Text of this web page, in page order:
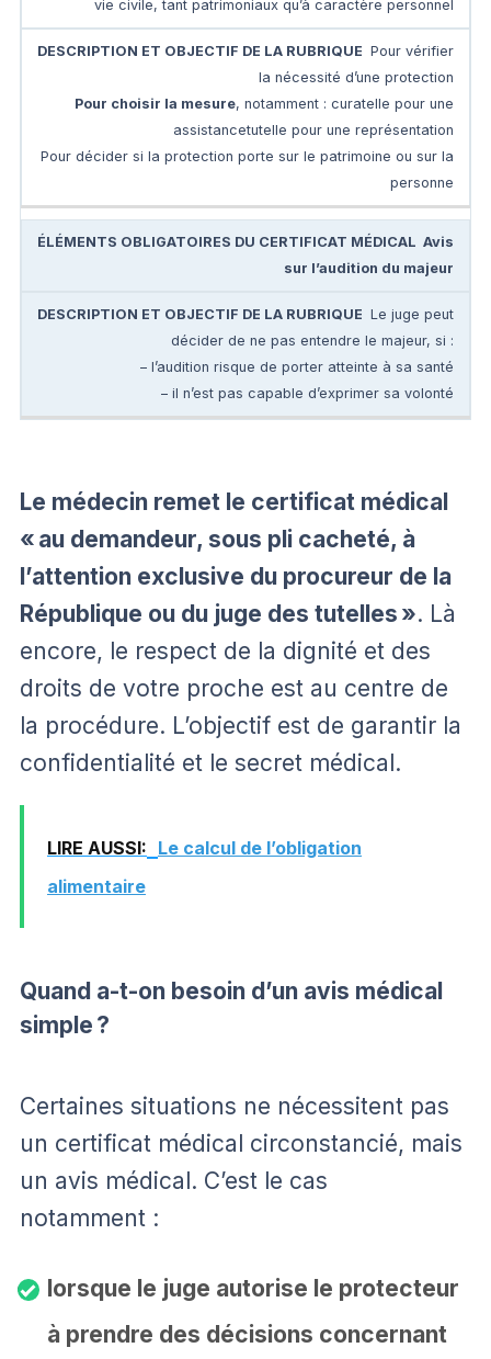
vie civile, tant patrimoniaux qu’à caractère personnel
Pour vérifier
la nécessité d’une protection
Pour choisir la mesure, notamment : curatelle pour une
assistancetutelle pour une représentation
Pour décider si la protection porte sur le patrimoine ou sur la
personne
Avis
sur l’audition du majeur
Le juge peut
décider de ne pas entendre le majeur, si :
– l’audition risque de porter atteinte à sa santé
– il n’est pas capable d’exprimer sa volonté
Le médecin remet le certificat médical
« au demandeur, sous pli cacheté, à
l’attention exclusive du procureur de la
République ou du juge des tutelles ». Là
encore, le respect de la dignité et des
droits de votre proche est au centre de
la procédure. L’objectif est de garantir la
confidentialité et le secret médical.
LIRE AUSSI: Le calcul de l’obligation
alimentaire
Quand a-t-on besoin d’un avis médical
simple ?
Certaines situations ne nécessitent pas
un certificat médical circonstancié, mais
un avis médical. C’est le cas
notamment :
lorsque le juge autorise le protecteur
à prendre des décisions concernant